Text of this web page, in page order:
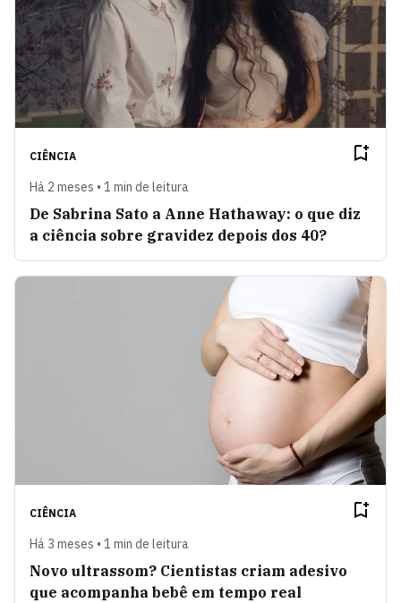
CIÊNCIA
Há 2 meses • 1 min de leitura
De Sabrina Sato a Anne Hathaway: o que diz
a ciência sobre gravidez depois dos 40?
CIÊNCIA
Há 3 meses • 1 min de leitura
Novo ultrassom? Cientistas criam adesivo
que acompanha bebê em tempo real